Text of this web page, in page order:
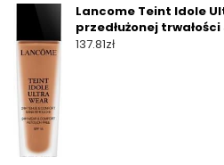
Lancome Teint Idole
przedłużonej trwałości
137.81zł